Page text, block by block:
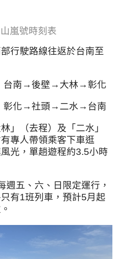
山嵐號時刻表
部行駛路線往返於台南至
台南→後壁→大林→彰化
彰化→社頭→二水→台南
」（去程）及「二水」
有專人帶領乘客下車逛
光，單趟遊程約3.5小時
週五、六、日限定運行，
有1班列車，預計5月起